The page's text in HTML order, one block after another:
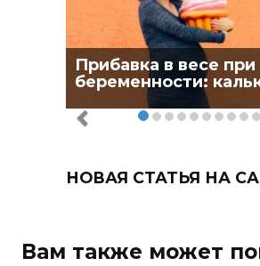
Прибавка в весе при
беременности:
НОВАЯ СТАТЬЯ НА
Вам также может